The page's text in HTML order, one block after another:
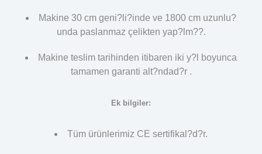
Makine 30 cm geni?li?inde ve 1800 cm uzunlu?
unda paslanmaz çelikten yap?lm??.
Makine teslim tarihinden itibaren iki y?l boyunca
tamamen garanti alt?ndad?r .
Ek bilgiler:
Tüm ürünlerimiz CE sertifikal?d?r.